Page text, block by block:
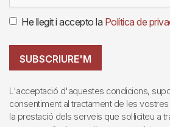
He llegit i accepto la Política de
SUBSCRIURE'M
L'acceptació d'aquestes condicions,
consentiment al tractament de les
la prestació dels serveis que sol·liciteu a